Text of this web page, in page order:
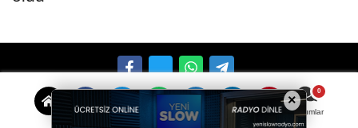
Yorumlar
Künye İletişim Çerez Politikası Gizlilik İlkeleri
×